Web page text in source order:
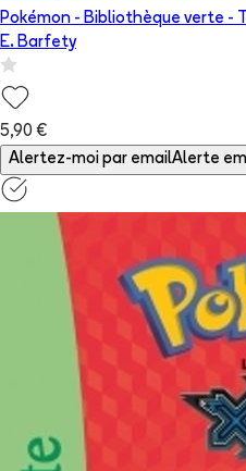
Pokémon - Bibliothèque verte -
E. Barfety
5,90 €
Alertez-moi par emailAlerte